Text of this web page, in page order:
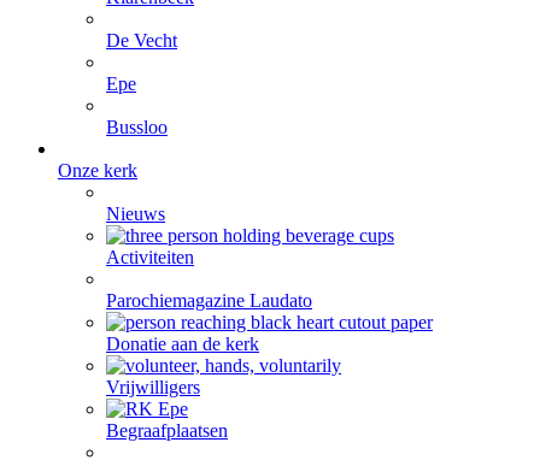
De Vecht
Epe
Bussloo
Onze kerk
Nieuws
Activiteiten
Parochiemagazine Laudato
Donatie aan de kerk
Vrijwilligers
Begraafplaatsen